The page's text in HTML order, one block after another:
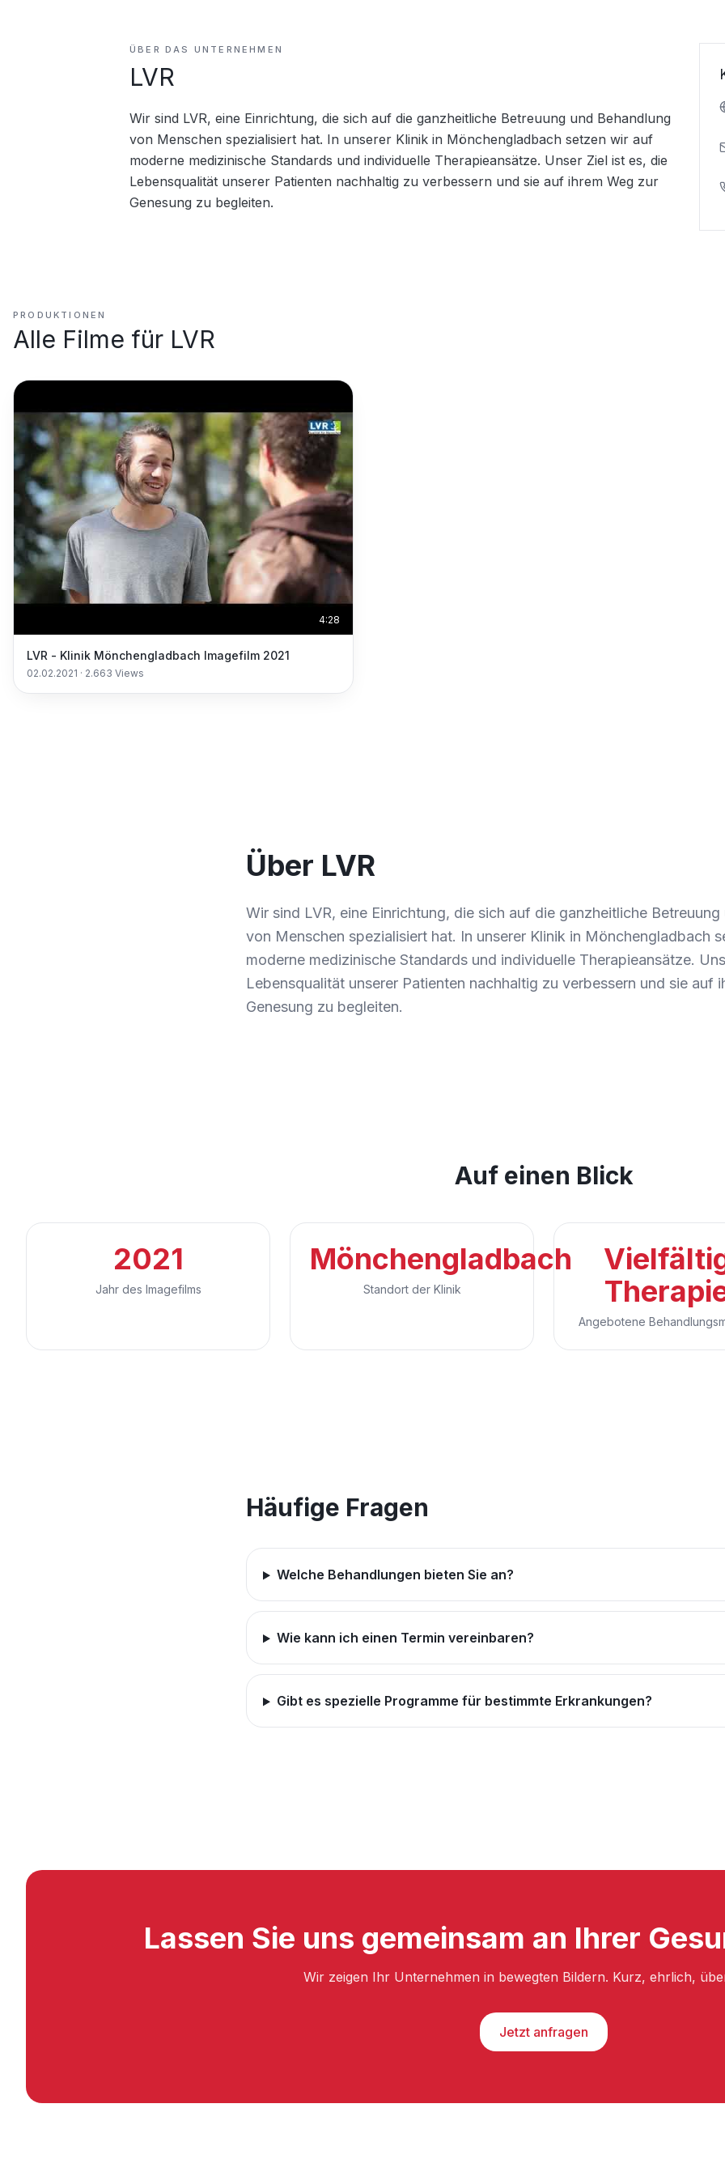
ÜBER DAS UNTERNEHMEN
LVR
Wir sind LVR, eine Einrichtung, die sich auf die ganzheitliche Betreuung und Behandlung
von Menschen spezialisiert hat. In unserer Klinik in Mönchengladbach setzen wir auf
moderne medizinische Standards und individuelle Therapieansätze. Unser Ziel ist es, die
Lebensqualität unserer Patienten nachhaltig zu verbessern und sie auf ihrem Weg zur
Genesung zu begleiten.
PRODUKTIONEN
Alle Filme für LVR
4:28
LVR - Klinik Mönchengladbach Imagefilm 2021
02.02.2021 · 2.663 Views
Über LVR
Wir sind LVR, eine Einrichtung, die sich auf die ganzheitliche Betreuung
von Menschen spezialisiert hat. In unserer Klinik in Mönchengladbach
moderne medizinische Standards und individuelle Therapieansätze.
Lebensqualität unserer Patienten nachhaltig zu verbessern und sie auf
Genesung zu begleiten.
Auf einen Blick
2021
Jahr des Imagefilms
Mönchengladbach
Standort der Klinik
Angebotene
Häufige Fragen
Welche Behandlungen bieten Sie an?
Wie kann ich einen Termin vereinbaren?
Gibt es spezielle Programme für bestimmte Erkrankungen?
Lassen Sie uns gemeinsam an Ihrer
Wir zeigen Ihr Unternehmen in bewegten Bildern. Kurz, ehrlich,
Jetzt anfragen